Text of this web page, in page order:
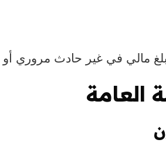
مبلغ مالي في غير حادث
العامة